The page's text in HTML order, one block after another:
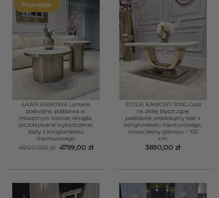
Promocja!
ŁAWA KAWOWA Lumiere
podwójna, podstawa w
mosiężnym kolorze, okrągła,
szczotkowane wykończenie,
blaty z konglomeratu
marmurowego
4900,00zł Pierwotna
cena
4799,00 złAktualna
STOLIK KAWOWY RING Gold
na złotej błyszczącej
podstawie, prostokątny blat z
konglomeratu marmurowego,
nowoczesny glamour – 100
cm
3690,00 zł